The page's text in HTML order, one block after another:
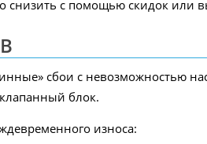
снизить с помощью скидок или
сбои с невозможностью
блок.
износа: